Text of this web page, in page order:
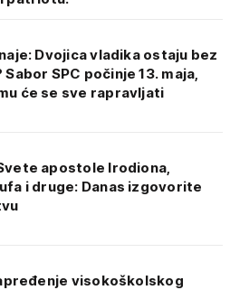
Dvojica vladika ostaju bez
SPC počinje 13. maja,
će se sve rapravljati
apostole Irodiona,
i druge: Danas izgovorite
visokoškolskog